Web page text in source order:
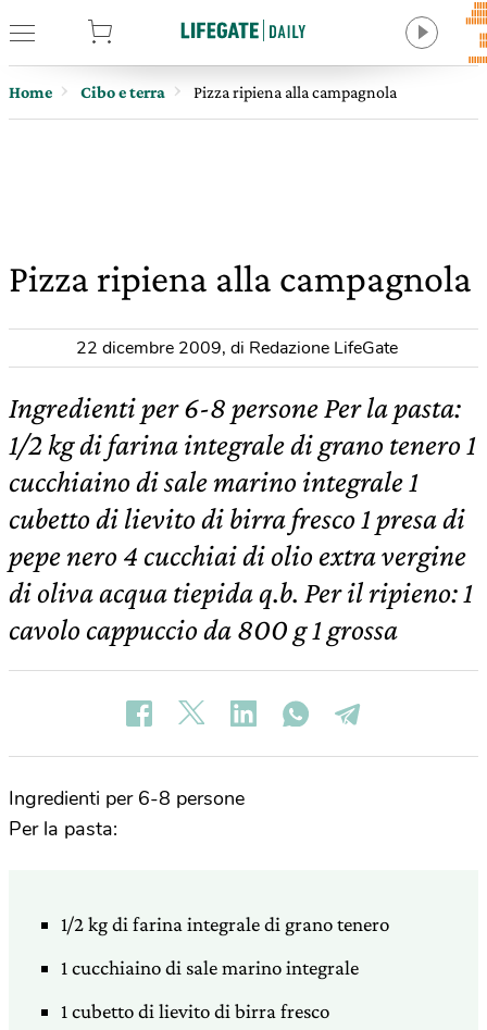
Home Cibo e terra Pizza ripiena alla campagnola
Pizza ripiena alla campagnola
22 dicembre 2009, di Redazione LifeGate
Ingredienti per 6-8 persone Per la pasta:
1/2 kg di farina integrale di grano tenero 1
cucchiaino di sale marino integrale 1
cubetto di lievito di birra fresco 1 presa di
pepe nero 4 cucchiai di olio extra vergine
di oliva acqua tiepida q.b. Per il ripieno: 1
cavolo cappuccio da 800 g 1 grossa
Ingredienti per 6-8 persone
Per la pasta:
1/2 kg di farina integrale di grano tenero
1 cucchiaino di sale marino integrale
1 cubetto di lievito di birra fresco